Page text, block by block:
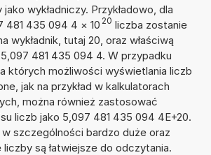
wykładniczy. Przykładowo, dla
481 435 094 4 × 10 20 liczba zostanie
wykładnik, tutaj 20, oraz właściwą
481 435 094 4. W przypadku
których możliwości wyświetlania liczb
jak na przykład w kalkulatorach
można również zastosować
liczb jako 5,097 481 435 094 4E+20.
szczególności bardzo duże oraz
liczby są łatwiejsze do odczytania.